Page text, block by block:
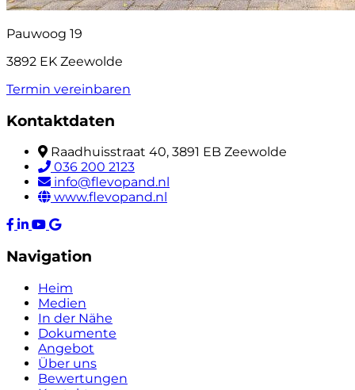
Pauwoog 19
3892 EK Zeewolde
Termin vereinbaren
Kontaktdaten
Raadhuisstraat 40, 3891 EB Zeewolde
036 200 2123
info@flevopand.nl
www.flevopand.nl
Navigation
Heim
Medien
In der Nähe
Dokumente
Angebot
Über uns
Bewertungen